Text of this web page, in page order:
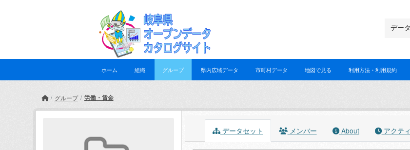
ホーム 組織 グループ 県内広域データ 市町村データ 地図で見る 利用方法・利用規約
グループ 労働・賃金
データセット メンバー About アクテ